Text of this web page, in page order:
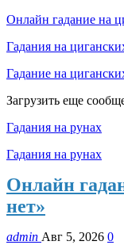
Онлайн гадание на
Гадания на
Гадание на
Загрузить еще
Гадания на рунах
Гадания на рунах
Онлайн
нет»
admin Авг 5, 2026 0